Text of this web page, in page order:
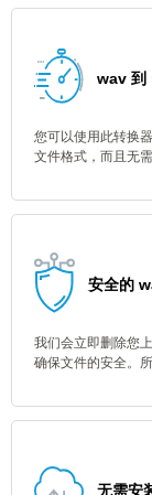
wav 到
您可以使用此转换
文件格式，而且无
安全的
我们会立即删除您
确保文件的安全。
无需安